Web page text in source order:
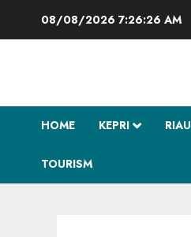
08/08/2026 7:26:27 AM
HOME KEPRI RIAU
TOURISM